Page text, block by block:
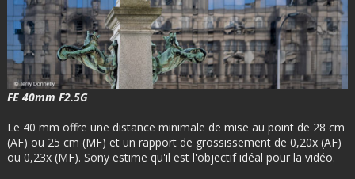
FE 40mm F2.5G
Le 40 mm offre une distance minimale de mise au point de 28 cm
(AF) ou 25 cm (MF) et un rapport de grossissement de 0,20x (AF)
ou 0,23x (MF). Sony estime qu'il est l'objectif idéal pour la vidéo.